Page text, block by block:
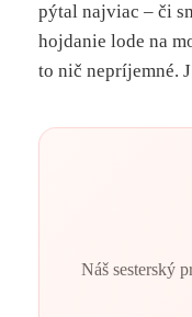
pýtal najviac – či
hojdanie lode na
to nič nepríjemné. J
Náš sesterský